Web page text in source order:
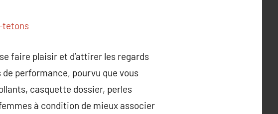
faire plaisir et d’attirer les regards
performance, pourvu que vous
casquette dossier, perles
à condition de mieux associer